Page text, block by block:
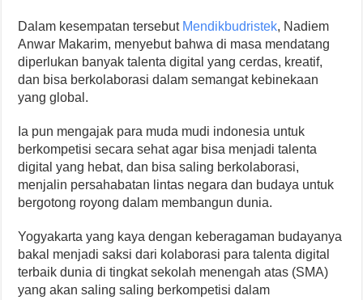
Dalam kesempatan tersebut Mendikbudristek, Nadiem
Anwar Makarim, menyebut bahwa di masa mendatang
diperlukan banyak talenta digital yang cerdas, kreatif,
dan bisa berkolaborasi dalam semangat kebinekaan
yang global.
Ia pun mengajak para muda mudi indonesia untuk
berkompetisi secara sehat agar bisa menjadi talenta
digital yang hebat, dan bisa saling berkolaborasi,
menjalin persahabatan lintas negara dan budaya untuk
bergotong royong dalam membangun dunia.
Yogyakarta yang kaya dengan keberagaman budayanya
bakal menjadi saksi dari kolaborasi para talenta digital
terbaik dunia di tingkat sekolah menengah atas (SMA)
yang akan saling saling berkompetisi dalam